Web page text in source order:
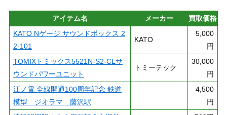
アイテム名 メーカー
買取価格
KATO Nゲージ サウンドボックス 2
2-101
KATO
5,000
円
TOMIXトミックス5521N-S2-CLサ
ウンドパワーユニット
トミーテック
30,000
円
江ノ電 全線開通100周年記念 鉄道
模型 ジオラマ 藤沢駅
4,500
円